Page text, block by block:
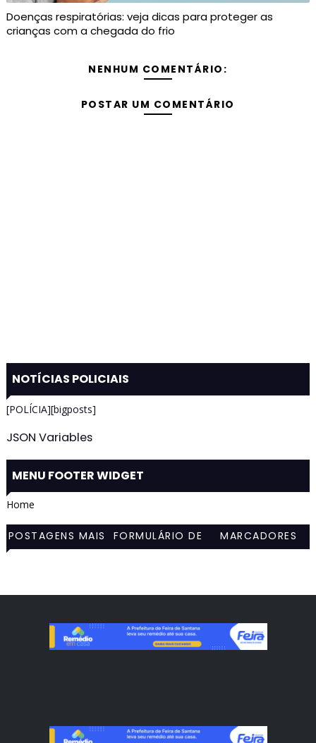
Doenças respiratórias: veja dicas para proteger as
crianças com a chegada do frio
NENHUM COMENTÁRIO:
POSTAR UM COMENTÁRIO
NOTÍCIAS POLICIAIS
[POLÍCIA][bigposts]
JSON Variables
MENU FOOTER WIDGET
Home
POSTAGENS MAIS
FORMULÁRIO DE
MARCADORES